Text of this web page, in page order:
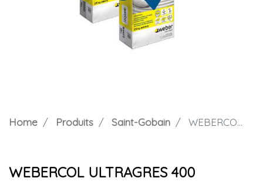
Home Produits Saint-Gobain WEBERCOL ULTRAGRES 400
WEBERCOL ULTRAGRES 400